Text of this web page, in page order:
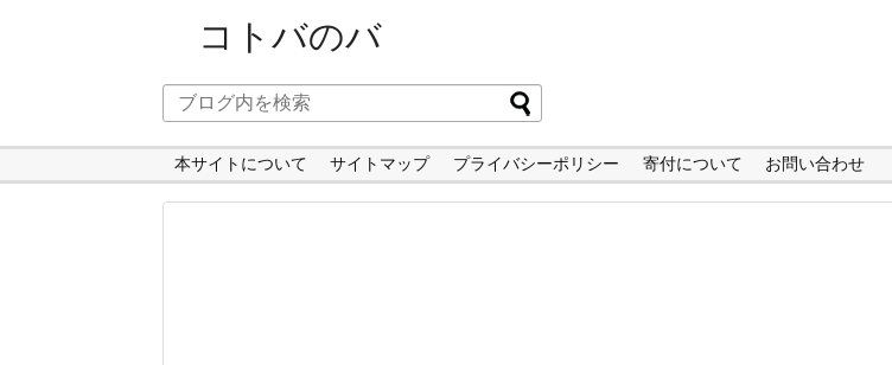
コトバのバ
本サイトについて サイトマップ プライバシーポリシー 寄付について お問い合わせ